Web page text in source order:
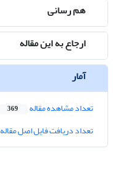
هم رسانی
ارجاع به این مقاله
آمار
تعداد مشاهده مقاله 369
تعداد دریافت فایل اصل مقاله